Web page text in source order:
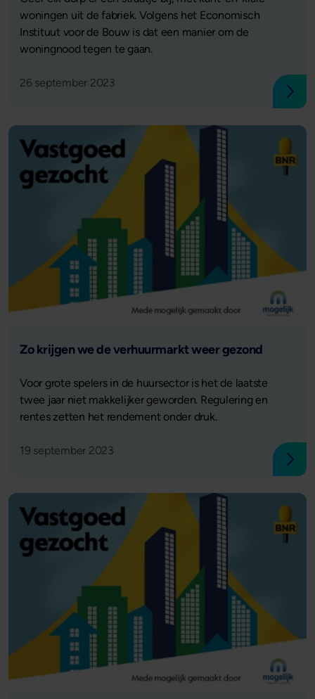
woningen uit de fabriek. Volgens het Economisch
Instituut voor de Bouw is dat een manier om de
woningnood tegen te gaan.
26 september 2023
Lees verder
Zo krijgen we de verhuurmarkt weer gezond
Voor grote spelers in de huursector is het de laatste
twee jaar niet makkelijker geworden. Regulering en
rentes zetten het rendement onder druk.
19 september 2023